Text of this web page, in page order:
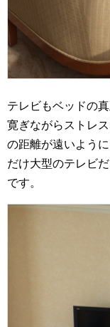
テレビもベッドの
寛ぎながらストレ
の距離が遠いよう
だけ大型のテレビ
です。